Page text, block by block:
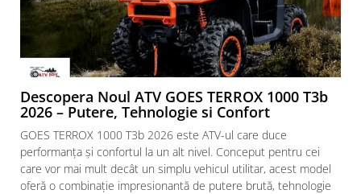
Descopera Noul ATV GOES TERROX 1000 T3b
2026 – Putere, Tehnologie si Confort
GOES TERROX 1000 T3b 2026 este ATV-ul care duce
performanța și confortul la un alt nivel. Conceput pentru cei
care vor mai mult decât un simplu vehicul utilitar, acest model
oferă o combinație impresionantă de putere brută, tehnologie